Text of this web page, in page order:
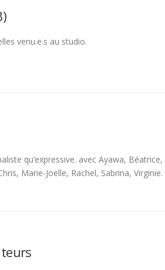
venu.e.s au studio.
qu’expressive. avec Ayawa, Béatrice,
Marie-Joëlle, Rachel, Sabrina, Virginie.